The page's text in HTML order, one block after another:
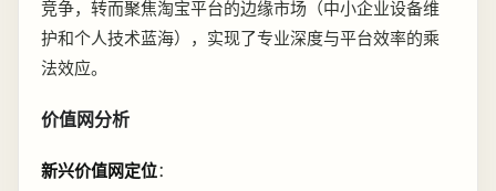
竞争，转而聚焦淘宝平台的边缘市场（中小企业设备维
护和个人技术蓝海），实现了专业深度与平台效率的乘
法效应。
价值网分析
新兴价值网定位：